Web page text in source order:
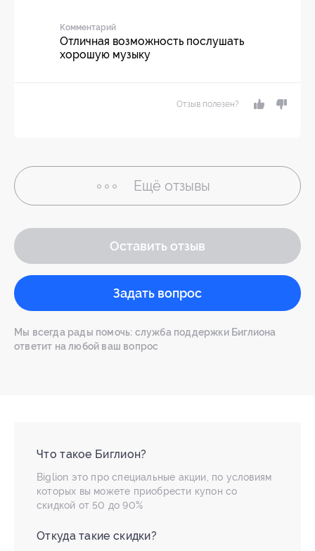
Комментарий
Отличная возможность послушать
хорошую музыку
Отзыв полезен?
Ещё отзывы
Оставить отзыв
Задать вопрос
Мы всегда рады помочь: служба поддержки Биглиона
ответит на любой ваш вопрос
Что такое Биглион?
Biglion это про специальные акции, по условиям
которых вы можете приобрести купон со
скидкой от 50 до 90%
Откуда такие скидки?